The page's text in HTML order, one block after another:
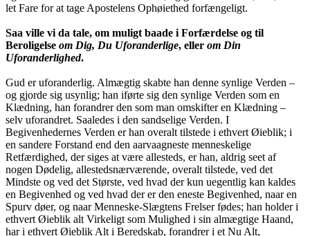
let Fare for at tage Apostelens Ophøiethed forfængeligt.
Saa ville vi da tale, om muligt baade i Forfærdelse og til
Beroligelse om Dig, Du Uforanderlige, eller om Din
Uforanderlighed.
Gud er uforanderlig. Almægtig skabte han denne synlige Verden –
og gjorde sig usynlig; han iførte sig den synlige Verden som en
Klædning, han forandrer den som man omskifter en Klædning –
selv uforandret. Saaledes i den sandselige Verden. I
Begivenhedernes Verden er han overalt tilstede i ethvert Øieblik; i
en sandere Forstand end den aarvaagneste menneskelige
Retfærdighed, der siges at være allesteds, er han, aldrig seet af
nogen Dødelig, allestedsnærværende, overalt tilstede, ved det
Mindste og ved det Største, ved hvad der kun uegentlig kan kaldes
en Begivenhed og ved hvad der er den eneste Begivenhed, naar en
Spurv døer, og naar Menneske-Slægtens Frelser fødes; han holder i
ethvert Øieblik alt Virkeligt som Mulighed i sin almægtige Haand,
har i ethvert Øieblik Alt i Beredskab, forandrer i et Nu Alt,